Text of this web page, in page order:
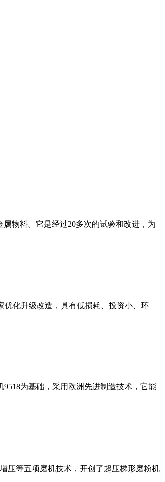
物料。它是经过20多次的试验和改进，为
优化升级改造，具有低损耗、投资小、环
为基础，采用欧洲先进制造技术，它能
压等五项磨机技术，开创了超压梯形磨粉机